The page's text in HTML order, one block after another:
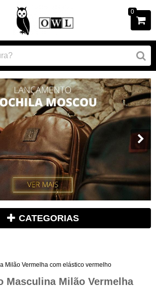
0
CATEGORIAS
Milão Vermelha com elástico vermelho
Masculina Milão Vermelha